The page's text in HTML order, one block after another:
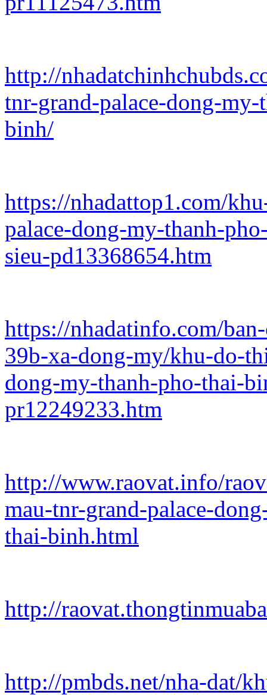
http://
tnr-grand-palace-dong-
binh/
https://nhadattop1.com/
palace-dong-my-thanh-
sieu-pd13368654.htm
https://nhadatinfo.com/
39b-xa-dong-my/khu-do-
dong-my-thanh-pho-thai-
pr12249233.htm
http://www.raovat.info/
mau-tnr-grand-palace-
thai-binh.html
http://
http://pmbds.net/nha-dat/